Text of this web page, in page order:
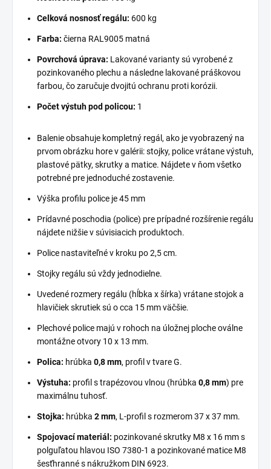
Celková nosnosť regálu: 600 kg
Farba: čierna RAL9005 matná
Povrchová úprava: Lakované varianty sú vyrobené z
pozinkovaného plechu a následne lakované práškovou
farbou, čo zaručuje dvojitú ochranu proti korózii.
Počet výstuh pod policou: 1
Balenie obsahuje kompletný regál, ako je vyobrazený na
prvom obrázku hore v galérii: stojky, police vrátane výstuh,
plastové pätky, skrutky a matice. Nájdete v ňom všetko
potrebné pre jednoduché zostavenie.
Výška profilu police je 45 mm
Prídavné poschodia (police) pre prípadné rozšírenie regálu
nájdete nižšie v súvisiacich produktoch.
Police nastaviteľné v kroku po 2,5 cm.
Stojky regálu sú vždy jednodielne.
Uvedené rozmery regálu (hĺbka x šírka) vrátane stojok a
hlavičiek skrutiek sú o cca 15 mm väčšie.
Plechové police majú v rohoch na úložnej ploche oválne
montážne otvory 10 x 13 mm.
Polica: hrúbka 0,8 mm, profil v tvare G.
Výstuha: profil s trapézovou vlnou (hrúbka 0,8 mm) pre
maximálnu tuhosť.
Stojka: hrúbka 2 mm, L-profil s rozmerom 37 x 37 mm.
Spojovací materiál: pozinkované skrutky M8 x 16 mm s
polguľatou hlavou ISO 7380-1 a pozinkované matice M8
šesťhranné s nákružkom DIN 6923.